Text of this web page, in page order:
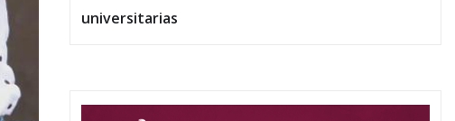
universitarias